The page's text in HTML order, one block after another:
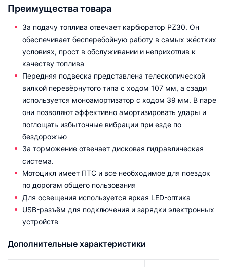
Преимущества товара
За подачу топлива отвечает карбюратор PZ30. Он
обеспечивает бесперебойную работу в самых жёстких
условиях, прост в обслуживании и неприхотлив к
качеству топлива
Передняя подвеска представлена телескопической
вилкой перевёрнутого типа с ходом 107 мм, а сзади
используется моноамортизатор с ходом 39 мм. В паре
они позволяют эффективно амортизировать удары и
поглощать избыточные вибрации при езде по
бездорожью
За торможение отвечает дисковая гидравлическая
система.
Мотоцикл имеет ПТС и все необходимое для поездок
по дорогам общего пользования
Для освещения используется яркая LED-оптика
USB-разъём для подключения и зарядки электронных
устройств
Дополнительные характеристики